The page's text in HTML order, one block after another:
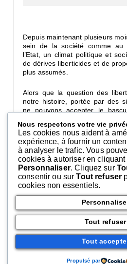
Depuis maintenant plusieurs
sein de la société comme au
l’Etat, un climat politique et
de dérives liberticides et de
plus assumés.
Alors que la question des
notre histoire, portée par des
ne pouvons accepter le
idées nauséabondes.
Face aux inégalités qui
les militant.e.s progressistes,
aux propos racistes et sexistes
ressentons toutes et tous
réponse forte et unitaire qui
libertés, du travail et d’un avenir
Aussi, face à ce climat de
aux libertés individuelles et
organisations syndicales,
citoyens, politiques et des
une première grande journée
mobilisation qui se déclinera
juin.
Nous respectons votre vie
Les cookies nous aident à
expérience, à fournir un
à analyser le trafic. Vous
cookies à autoriser en cliquant
Personnaliser. Cliquez sur
consentir ou surTout refuser
cookies non essentiels.
Tout refuser
Tout
Propulsé par